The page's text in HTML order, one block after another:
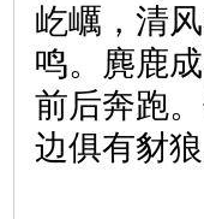
屹巁，清
鸣。麂鹿
前后奔跑
边俱有豺